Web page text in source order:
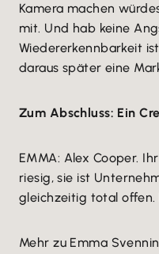
Kamera machen
mit. Und hab keine
Wiedererkennbarkeit
daraus später eine
Zum Abschluss: Ein
EMMA: Alex Cooper.
riesig, sie ist
gleichzeitig total offen.
Mehr zu Emma